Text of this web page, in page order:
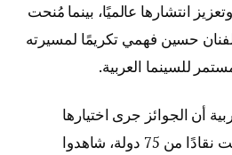
انتشارها عالميًا، بينما مُنحت
حسين فهمي تكريمًا لمسيرته
للسينما العربية.
أن الجوائز جرى اختيارها
بواسطة لجنة تحكيم ضمت نقادًا من 75 دولة، شاهدوا